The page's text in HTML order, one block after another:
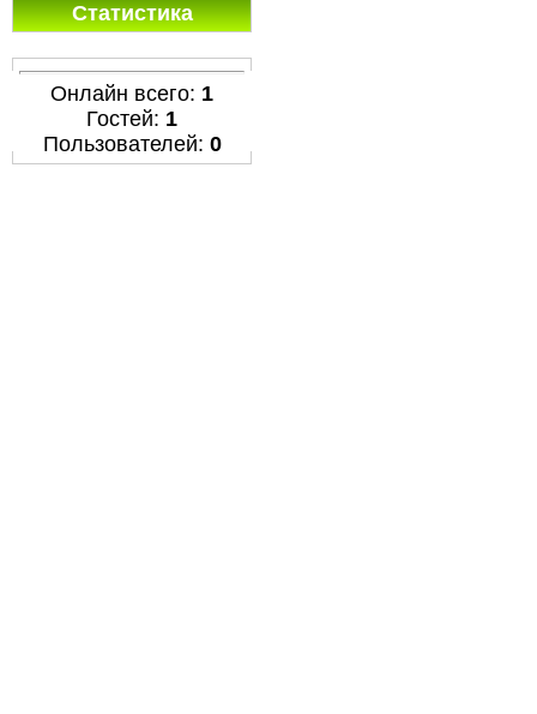
Статистика
Онлайн всего: 1
Гостей: 1
Пользователей: 0